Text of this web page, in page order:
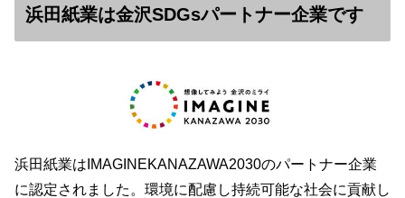
浜田紙業は金沢SDGsパートナー企業です
浜田紙業はIMAGINEKANAZAWA2030のパートナー企業
に認定されました。環境に配慮し持続可能な社会に貢献し